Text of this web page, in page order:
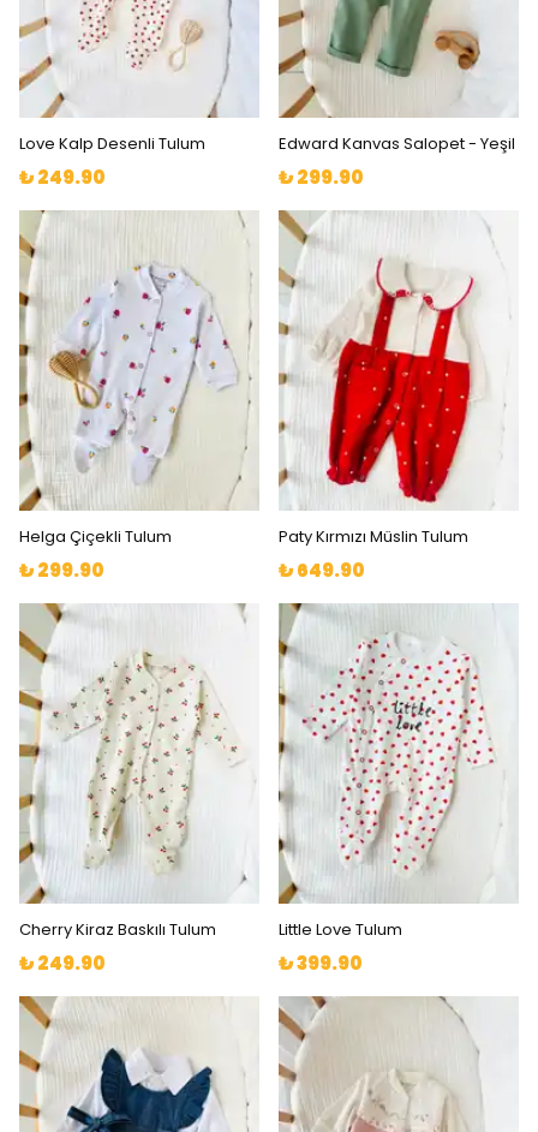
Love Kalp Desenli Tulum
₺ 249.90
Edward Kanvas Salopet - Yeşil
₺ 299.90
Helga Çiçekli Tulum
₺ 299.90
Paty Kırmızı Müslin Tulum
₺ 649.90
Cherry Kiraz Baskılı Tulum
₺ 249.90
Little Love Tulum
₺ 399.90